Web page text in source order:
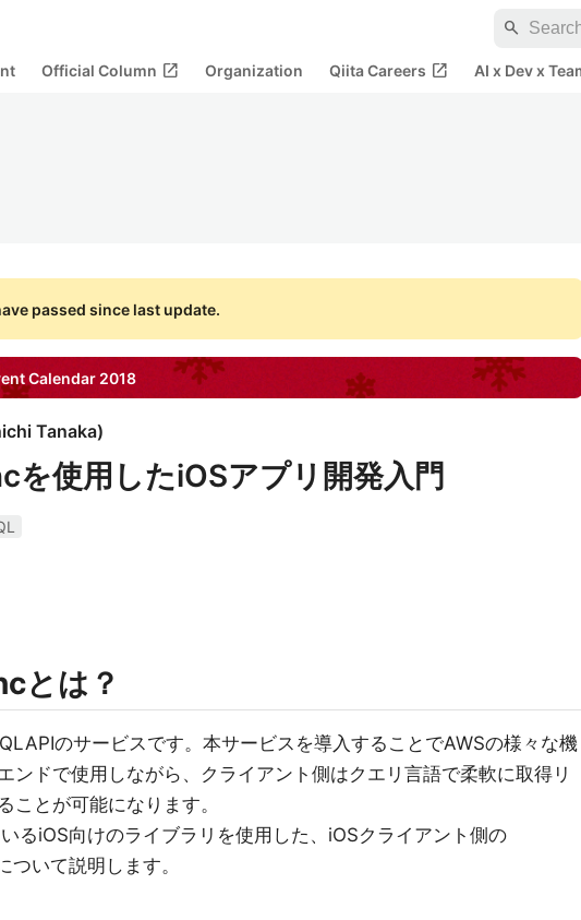
search
Official Column open_in_new Organization Qiita Careers open_in_new AI x Dev x
passed since last update.
Calendar 2018
Tanaka)
を使用したiOSアプリ開発入門
とは？
のサービスです。本サービスを導入することでAWSの様々な機
ンドで使用しながら、クライアント側はクエリ言語で柔軟に取得リ
ことが可能になります。
るiOS向けのライブラリを使用した、iOSクライアント側の
いて説明します。